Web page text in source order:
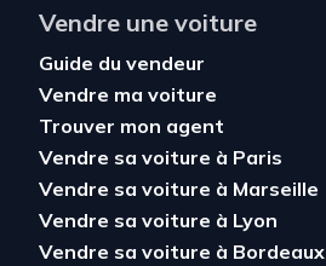
Vendre une voiture
Guide du vendeur
Vendre ma voiture
Trouver mon agent
Vendre sa voiture à Paris
Vendre sa voiture à Marseille
Vendre sa voiture à Lyon
Vendre sa voiture à Bordeaux